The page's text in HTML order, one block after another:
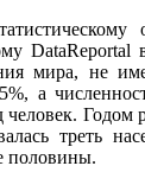
мира, не
а
Годом
треть
половины.